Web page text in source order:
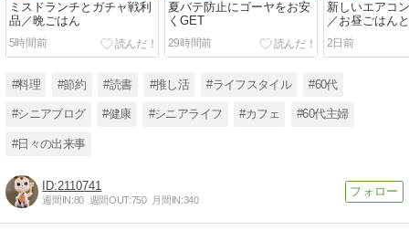
ミスドランチとガチャ戦利
品／晩ごはん
5時間前
夏バテ防止にゴーヤをお安
くGET
29時間前
新しいエアコ
／お昼ごはん
2日前
#料理 #節約 #読書 #推し活 #ライフスタイル #60代
#シニアブログ #健康 #シニアライフ #カフェ #60代主婦
#日々の出来事
2110741
週間IN:80 週間OUT:750 月間IN:340